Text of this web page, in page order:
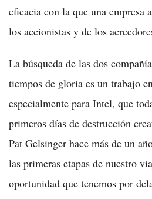
eficacia con la que una empresa
los accionistas y de los
La búsqueda de las dos
tiempos de gloria es un trabajo
especialmente para Intel, que
primeros días de destrucción
Pat Gelsinger hace más de un
las primeras etapas de nuestro
oportunidad que tenemos por